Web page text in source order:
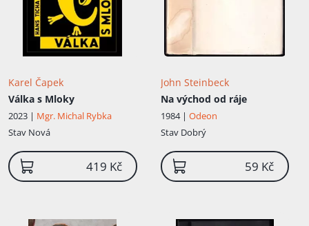
Karel Čapek
Válka s Mloky
2023 | Mgr. Michal Rybka
Stav Nová
419 Kč
John Steinbeck
Na východ od ráje
1984 | Odeon
Stav Dobrý
59 Kč